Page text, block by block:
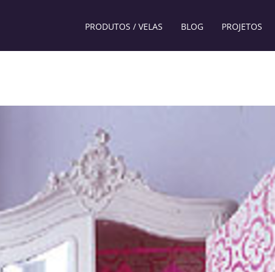
PRODUTOS / VELAS BLOG PROJETOS